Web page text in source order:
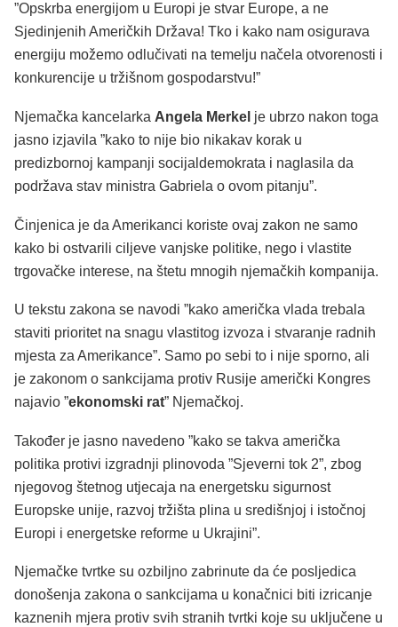
”Opskrba energijom u Europi je stvar Europe, a ne
Sjedinjenih Američkih Država! Tko i kako nam osigurava
energiju možemo odlučivati na temelju načela otvorenosti i
konkurencije u tržišnom gospodarstvu!”
Njemačka kancelarka Angela Merkel je ubrzo nakon toga
jasno izjavila ”kako to nije bio nikakav korak u
predizbornoj kampanji socijaldemokrata i naglasila da
podržava stav ministra Gabriela o ovom pitanju”.
Činjenica je da Amerikanci koriste ovaj zakon ne samo
kako bi ostvarili ciljeve vanjske politike, nego i vlastite
trgovačke interese, na štetu mnogih njemačkih kompanija.
U tekstu zakona se navodi ”kako američka vlada trebala
staviti prioritet na snagu vlastitog izvoza i stvaranje radnih
mjesta za Amerikance”. Samo po sebi to i nije sporno, ali
je zakonom o sankcijama protiv Rusije američki Kongres
najavio ”ekonomski rat” Njemačkoj.
Također je jasno navedeno ”kako se takva američka
politika protivi izgradnji plinovoda ”Sjeverni tok 2”, zbog
njegovog štetnog utjecaja na energetsku sigurnost
Europske unije, razvoj tržišta plina u središnjoj i istočnoj
Europi i energetske reforme u Ukrajini”.
Njemačke tvrtke su ozbiljno zabrinute da će posljedica
donošenja zakona o sankcijama u konačnici biti izricanje
kaznenih mjera protiv svih stranih tvrtki koje su uključene u